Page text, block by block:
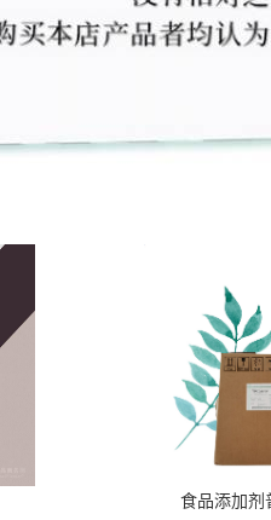
食品添加剂